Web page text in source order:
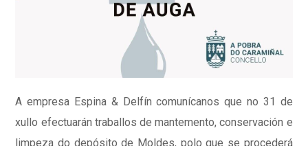
A empresa Espina & Delfín comunícanos que no 31 de
xullo efectuarán traballos de mantemento, conservación e
limpeza do depósito de Moldes, polo que se procederá